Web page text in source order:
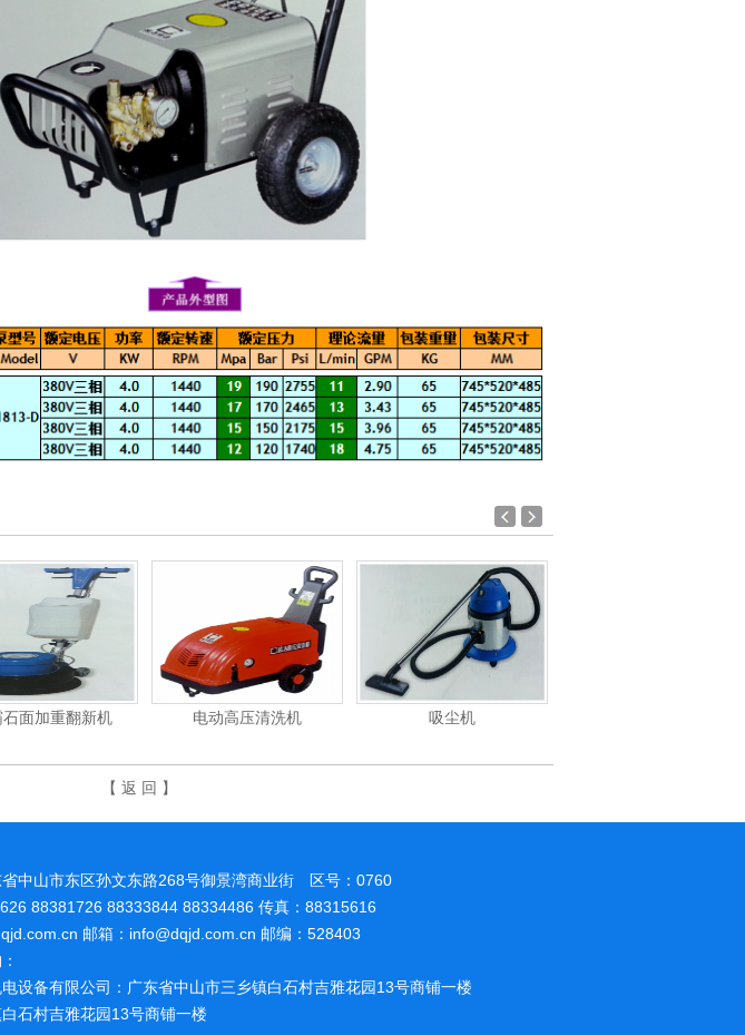
石面加重翻新机 电动高压清洗机 吸尘机
【 返 回 】
省中山市东区孙文东路268号御景湾商业街 区号：0760
88381726 88333844 88334486 传真：88315616
邮箱：info@dqjd.com.cn 邮编：528403
设备有限公司：广东省中山市三乡镇白石村吉雅花园13号商铺一楼
石村吉雅花园13号商铺一楼